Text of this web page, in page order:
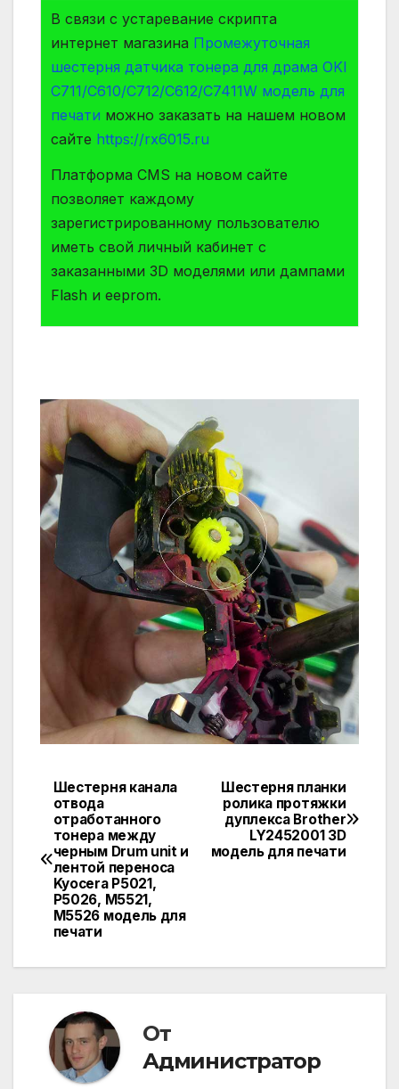
В связи с устаревание скрипта
интернет магазина Промежуточная
шестерня датчика тонера для драма OKI
C711/C610/C712/C612/C7411W модель для
печати можно заказать на нашем новом
сайте https://rx6015.ru
Платформа СMS на новом сайте
позволяет каждому
зарегистрированному пользователю
иметь свой личный кабинет с
заказанными 3D моделями или дампами
Flash и eeprom.
Навигация
по
записям
Шестерня планки
ролика протяжки
дуплекса Brother
LY2452001 3D
модель для печати
Шестерня канала
отвода
отработанного
тонера между
черным Drum unit и
лентой переноса
Kyocera P5021,
P5026, M5521,
M5526 модель для
печати
От
Администратор